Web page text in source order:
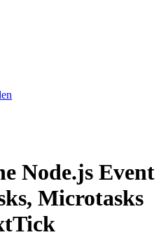
Node.js Event
Microtasks